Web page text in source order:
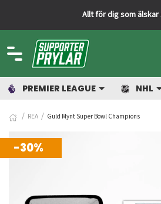
PREMIER LEAGUE NHL
REA Guld Mynt Super Bowl Champions
-30%